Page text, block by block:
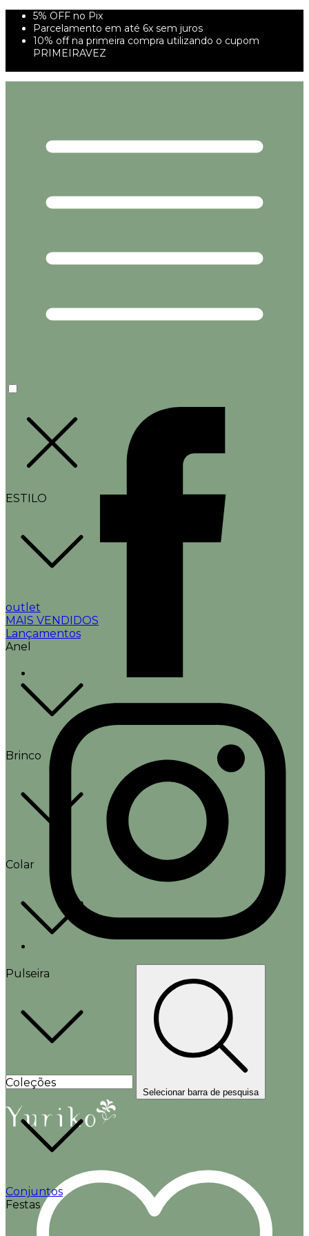
5% OFF no Pix
Parcelamento em até 6x sem juros
10% off na primeira compra utilizando o cupom
PRIMEIRAVEZ
ESTILO
outlet
MAIS VENDIDOS
Lançamentos
Anel
Brinco
Colar
Pulseira
Coleções
Conjuntos
Festas
Selecionar barra de pesquisa